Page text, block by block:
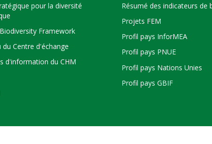
pour la diversité
Framework
du Centre d'échange
d'information du CHM
Résumé des indicateurs de
Projets FEM
Profil pays InforMEA
Profil pays PNUE
Profil pays Nations Unies
Profil pays GBIF